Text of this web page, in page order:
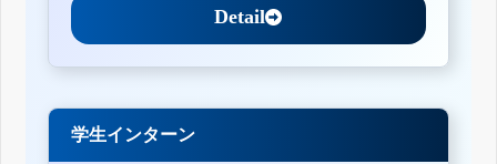
Detail
学生インターン